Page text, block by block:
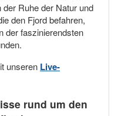
Ruhe der Natur und
den Fjord befahren,
der faszinierendsten
unseren Live-
rund um den